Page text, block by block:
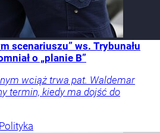
scenariuszu” ws. Trybunału
o „planie B”
wciąż trwa pat. Waldemar
termin, kiedy ma dojść do
Polityka